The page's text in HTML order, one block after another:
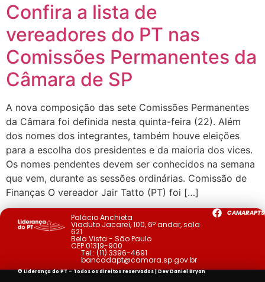
Confira a lista de
vereadores do PT nas
Comissões Permanentes da
Câmara de SP
A nova composição das sete Comissões Permanentes
da Câmara foi definida nesta quinta-feira (22). Além
dos nomes dos integrantes, também houve eleições
para a escolha dos presidentes e da maioria dos vices.
Os nomes pendentes devem ser conhecidos na semana
que vem, durante as sessões ordinárias. Comissão de
Finanças O vereador Jair Tatto (PT) foi […]
Palácio Anchieta
Viaduto Jacareí, 100, 6º andar, sala
621
Bela Vista - São Paulo
CEP 01319-900
Tel.: (11) 3396-4691
bancadapt@camara.sp.gov.br
© Liderança do PT - Todos os direitos reservados | DevDaniel Bryan